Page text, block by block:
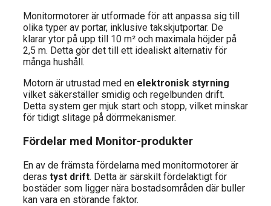
Monitormotorer är utformade för att anpassa sig till
olika typer av portar, inklusive takskjutportar. De
klarar ytor på upp till 10 m² och maximala höjder på
2,5 m. Detta gör det till ett idealiskt alternativ för
många hushåll.
Motorn är utrustad med en elektronisk styrning
vilket säkerställer smidig och regelbunden drift.
Detta system ger mjuk start och stopp, vilket minskar
för tidigt slitage på dörrmekanismer.
Fördelar med Monitor-produkter
En av de främsta fördelarna med monitormotorer är
deras tyst drift. Detta är särskilt fördelaktigt för
bostäder som ligger nära bostadsområden där buller
kan vara en störande faktor.